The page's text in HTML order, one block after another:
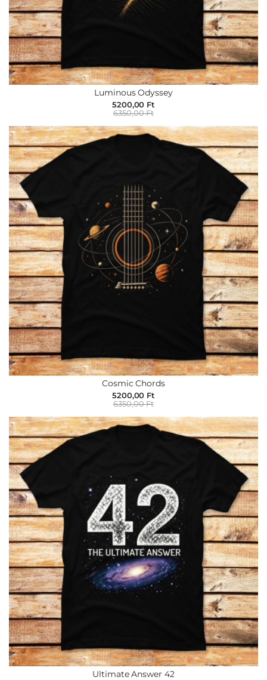
Luminous Odyssey
5200,00 Ft
6350,00 Ft
Cosmic Chords
5200,00 Ft
6350,00 Ft
Ultimate Answer 42